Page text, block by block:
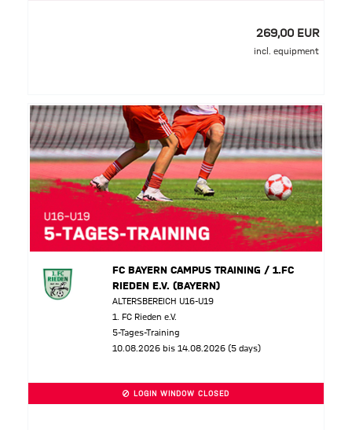
269,00 EUR
incl. equipment
FC BAYERN CAMPUS TRAINING / 1.FC
RIEDEN E.V. (BAYERN)
ALTERSBEREICH U16-U19
1. FC Rieden e.V.
5-Tages-Training
10.08.2026 bis 14.08.2026 (5 days)
LOGIN WINDOW CLOSED